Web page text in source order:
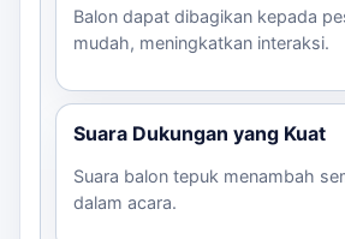
Balon dapat dibagikan kepada
mudah, meningkatkan interaksi.
Suara Dukungan yang Kuat
Suara balon tepuk menambah
dalam acara.